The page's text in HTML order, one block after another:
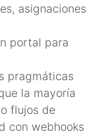
asignaciones
portal para
pragmáticas
la mayoría
flujos de
con webhooks